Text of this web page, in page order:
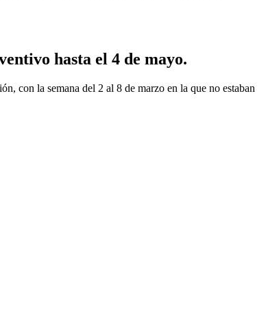
hasta el 4 de mayo.
con la semana del 2 al 8 de marzo en la que no estaban